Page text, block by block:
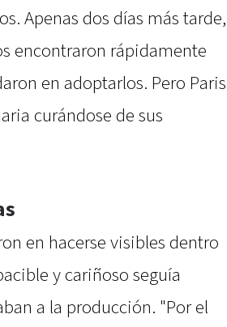
Apenas dos días más tarde,
encontraron rápidamente
en adoptarlos. Pero Paris
curándose de sus
en hacerse visibles dentro
y cariñoso seguía
a la producción. "Por el